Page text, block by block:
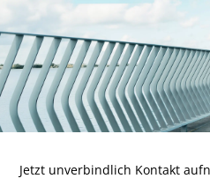
Jetzt unverbindlich Kontakt